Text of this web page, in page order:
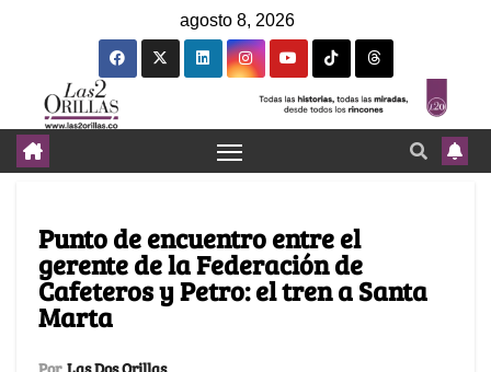
agosto 8, 2026
Punto de encuentro entre el
gerente de la Federación de
Cafeteros y Petro: el tren a Santa
Marta